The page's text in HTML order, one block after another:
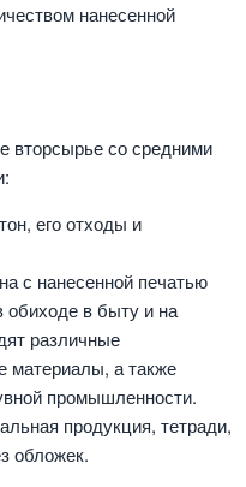
нанесенной
вторсырье со средними
его отходы и
с нанесенной печатью
обиходе в быту и на
различные
материалы, а также
промышленности.
продукция, тетради,
обложек.